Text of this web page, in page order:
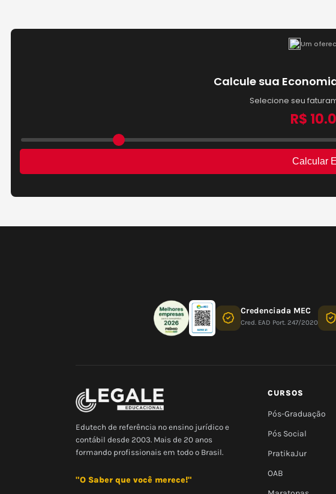
Credenciada MEC
Cred. EAD Port. 247/2020
Edutech de referência no ensino jurídico e
contábil desde 2003. Mais de 20 anos
formando profissionais em todo o Brasil.
"O Saber que você merece!"
CURSOS
Pós-Graduação
Pós Social
PratikaJur
OAB